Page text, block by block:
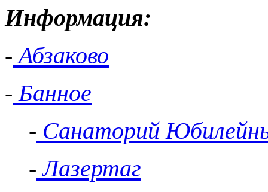
Информация:
-Абзаково
- Банное
- Санаторий
- Лазертаг